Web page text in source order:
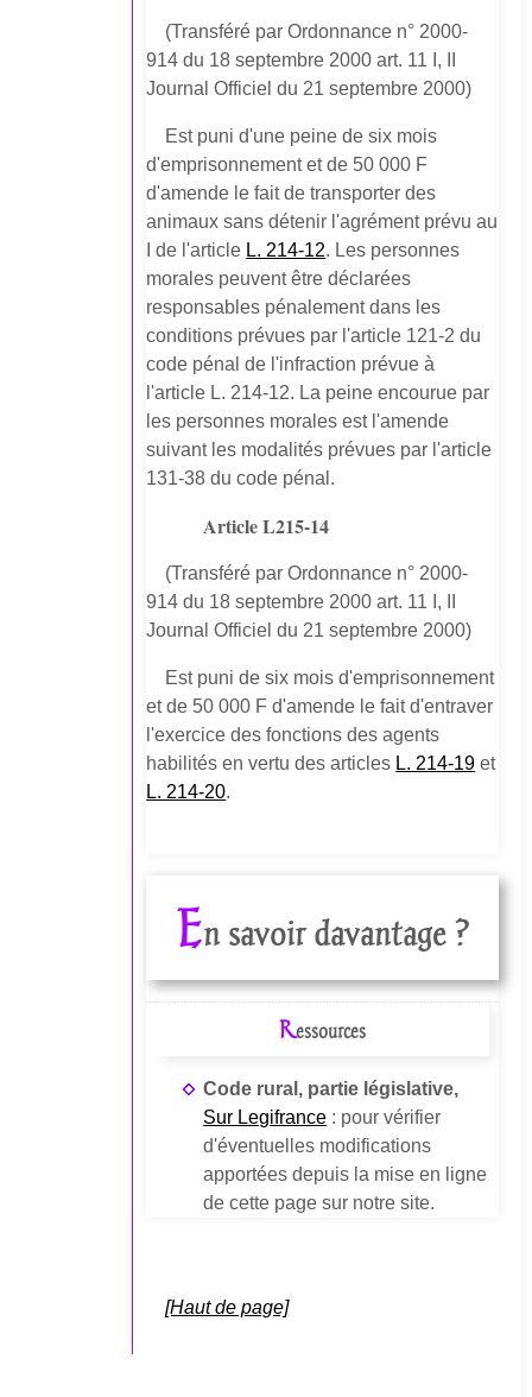
(Transféré par Ordonnance n° 2000-
914 du 18 septembre 2000 art. 11 I, II
Journal Officiel du 21 septembre 2000)
Est puni d'une peine de six mois
d'emprisonnement et de 50 000 F
d'amende le fait de transporter des
animaux sans détenir l'agrément prévu au
I de l'article L. 214-12. Les personnes
morales peuvent être déclarées
responsables pénalement dans les
conditions prévues par l'article 121-2 du
code pénal de l'infraction prévue à
l'article L. 214-12. La peine encourue par
les personnes morales est l'amende
suivant les modalités prévues par l'article
131-38 du code pénal.
Article L215-14
(Transféré par Ordonnance n° 2000-
914 du 18 septembre 2000 art. 11 I, II
Journal Officiel du 21 septembre 2000)
Est puni de six mois d'emprisonnement
et de 50 000 F d'amende le fait d'entraver
l'exercice des fonctions des agents
habilités en vertu des articles L. 214-19 et
L. 214-20.
En savoir davantage ?
Ressources
Code rural, partie législative,
Sur Legifrance : pour vérifier
d'éventuelles modifications
apportées depuis la mise en ligne
de cette page sur notre site.
[Haut de page]